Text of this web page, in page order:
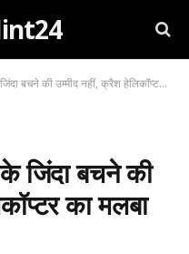
की उम्मीद नहीं, क्रैश हेलिकॉप्टर का मलबा मिला…
के जिंदा बचने की
का मलबा